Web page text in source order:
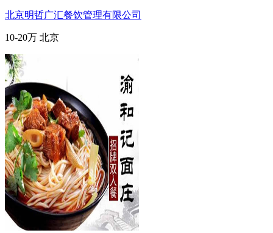
北京明哲广汇餐饮管理有限公司
10-20万 北京